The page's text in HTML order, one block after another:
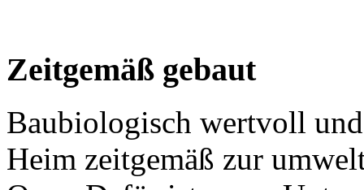
Zeitgemäß gebaut
Baubiologisch wertvoll
Heim zeitgemäß zur